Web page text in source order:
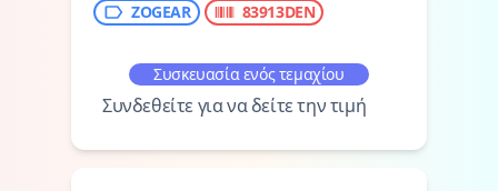
ZOGEAR 83913DEN
Συσκευασία ενός τεμαχίου
Συνδεθείτε για να δείτε την τιμή